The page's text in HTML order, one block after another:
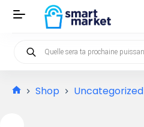
Shop Uncategorized